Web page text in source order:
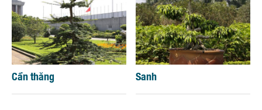
Cần thăng Sanh